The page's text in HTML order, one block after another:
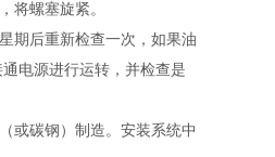
将螺塞旋紧。
期后重新检查一次，如果油
电源进行运转，并检查是
或碳钢）制造。安装系统中